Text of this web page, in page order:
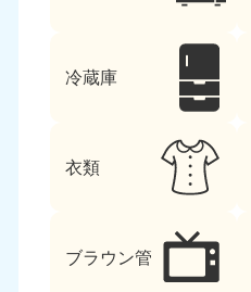
冷蔵庫
衣類
ブラウン管